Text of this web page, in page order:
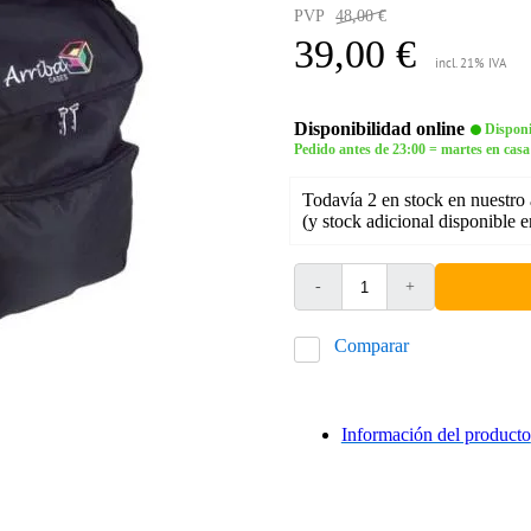
PVP 48,00 €
39,00 € incl. 21% IVA
Disponibilidad online
Pedido antes de 23:00 = martes en casa
Todavía 2 en stock en nuestro
(y stock adicional disponible
- +
Comparar
Información del producto